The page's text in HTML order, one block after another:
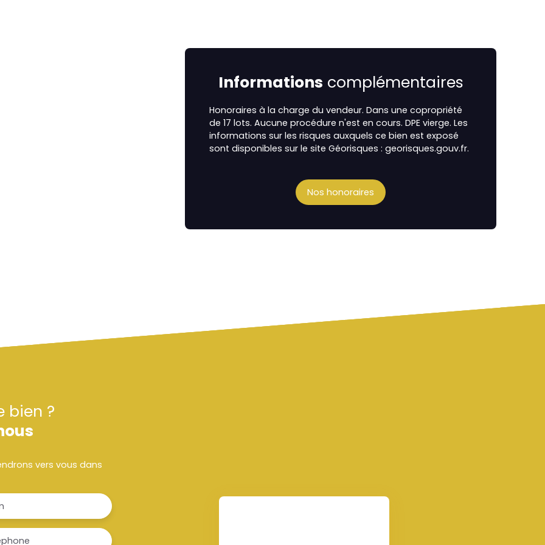
Informations complémentaires
Honoraires à la charge du vendeur. Dans une copropriété
de 17 lots. Aucune procédure n'est en cours. DPE vierge. Les
informations sur les risques auxquels ce bien est exposé
sont disponibles sur le site Géorisques : georisques.gouv.fr.
Nos honoraires
bien ?
vers vous dans